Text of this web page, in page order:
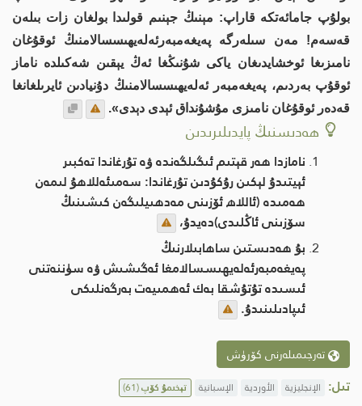
بولۇپ جامائەتكە قاراپ: مېنىڭ جېنىم قولىدا بولغان زات بىلەن
قەسەم! مەن سىلەرگە پەيغەمبەرئەلەيھىسسالامنىڭ ئوقۇغان
نامىزىغا ئوخشايدىغان ياكى شۇنىڭغا ئەڭ يېقىن شەكىلدە ناماز
ئوقۇپ بەردىم، پەيغەمبەر ئەلەيھىسسالامنىڭ دۇنيادىن ئايرىلغانغا
قەدەر ئوقۇغان نامىزى مۇشۇنداق ئېدى دېدى».
ھەدىسنىڭ پايدىلىرىدىن
نامازدا ھەر قېتىم ئىگىلگەندە ۋە تۇرغاندا تەكبىر
ئېيتىدۇ لېكىن رۇكۇدىن تۇرغاندا: سەمىئەللاھۇ لىمەن
ھەمىدە (ئاللاھ ئۆزىنى مەدھىيلىگەن كىشىنىڭ
سۆزىنى ئاڭلىدى)دەيدۇ،
بۇ ھەدىستىن ساھابىلارنىڭ
پەيغەمبەرئەلەيھىسسالامغا ئەگىشىش ۋە سۈننەتنى
ئىسىدە تۇتۇشقا بەك ئەھمىيەت بەرگەنلىكى
ئىپادىلىنىدۇ.
تەرجىمىلەرنى كۆرۈش
تىل: الإنجليزية الأوردية الإسبانية تېخىمۇ كۆپ(61)